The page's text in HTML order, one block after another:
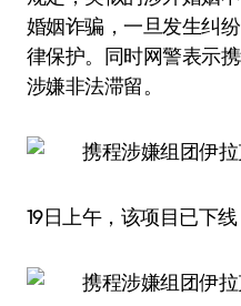
婚姻诈骗，一旦发生纠
律保护。同时网警表示
涉嫌非法滞留。
19日上午，该项目已下线